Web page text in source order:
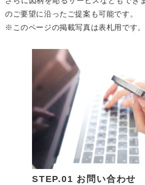
のご要望に沿ったご提案も可能です。
※このページの掲載写真は表札用です。
STEP.01 お問い合わせ